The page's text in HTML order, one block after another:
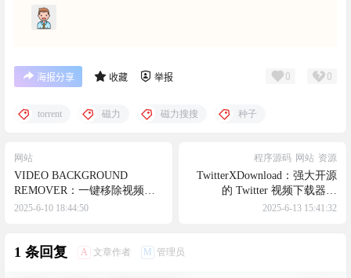
海报分享 收藏 举报 0 0
torrent 磁力 磁力搜搜 种子
网站
VIDEO BACKGROUND
REMOVER：一键移除视频背
景，让创作更自由
2025-6-10 18:44:50
程序源码 网站 资源
TwitterXDownload：强大开源
的 Twitter 视频下载器和
Twitter 营销工具，支持SEO可
2025-6-13 15:41:32
1 条回复 A 文章作者 M 管理员